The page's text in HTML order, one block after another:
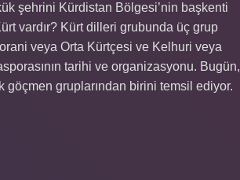
şehrini Kürdistan Bölgesi’nin başkenti
vardır? Kürt dilleri grubunda üç grup
veya Orta Kürtçesi ve Kelhuri veya
tarihi ve organizasyonu. Bugün,
göçmen gruplarından birini temsil ediyor.